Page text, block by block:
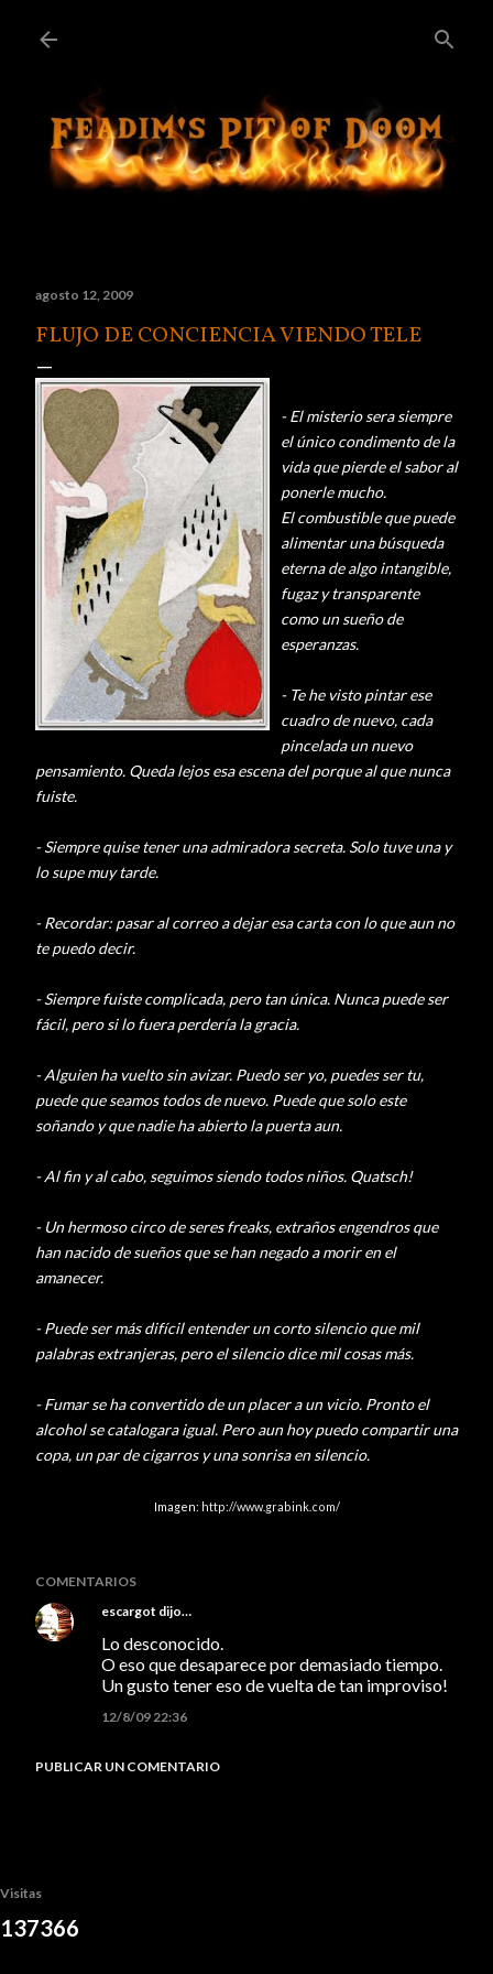
agosto 12, 2009
FLUJO DE CONCIENCIA VIENDO TELE
- El misterio sera siempre
el único condimento de la
vida que pierde el sabor al
ponerle mucho.
El combustible que puede
alimentar una búsqueda
eterna de algo intangible,
fugaz y transparente
como un sueño de
esperanzas.
- Te he visto pintar ese
cuadro de nuevo, cada
pincelada un nuevo
pensamiento. Queda lejos esa escena del porque al que nunca
fuiste.
- Siempre quise tener una admiradora secreta. Solo tuve una y
losupemuy tarde.
- Recordar: pasar al correo a dejar esa carta con lo que aun no
te puedo decir.
- Siempre fuiste complicada, pero tan única. Nunca puede ser
fácil, pero si lo fuera perdería la gracia.
- Alguien ha vuelto sinavizar. Puedo ser yo, puedes ser tu,
puede que seamos todos de nuevo. Puede que solo este
soñando y que nadie ha abierto la puerta aun.
- Al fin y al cabo, seguimos siendo todos niños. Quatsch!
- Un hermoso circo de seresfreaks, extraños engendros que
han nacido de sueños que se han negado a morir en el
amanecer.
- Puede ser más difícil entender un corto silencio que mil
palabras extranjeras, pero el silencio dice mil cosas más.
- Fumar se ha convertido de un placer a un vicio. Pronto el
alcohol se catalogara igual. Pero aun hoy puedo compartir una
copa, un par de cigarros y una sonrisa en silencio.
Imagen: http://www.grabink.com/
COMENTARIOS
escargot dijo…
Lo desconocido.
O eso que desaparece por demasiado tiempo.
Un gusto tener eso de vuelta de tan improviso!
12/8/09 22:36
PUBLICAR UN COMENTARIO
Visitas
137366